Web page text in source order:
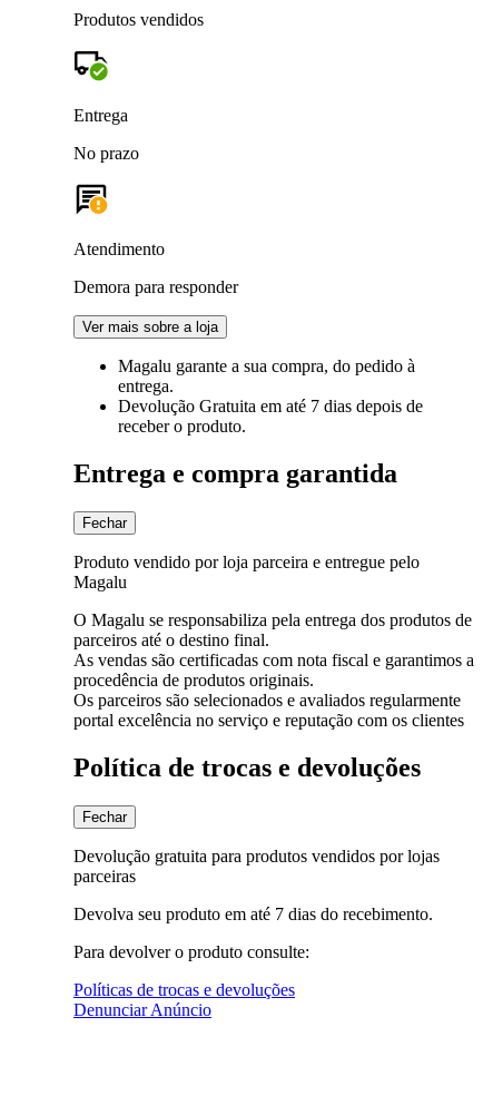
Produtos vendidos
Entrega
No prazo
Atendimento
Demora para responder
Ver mais sobre a loja
Magalu garante a sua compra, do pedido à
entrega.
Devolução Gratuita em até 7 dias depois de
receber o produto.
Entrega e compra garantida
Fechar
Produto vendido por loja parceira e entregue pelo
Magalu
O Magalu se responsabiliza pela entrega dos produtos de
parceiros até o destino final.
As vendas são certificadas com nota fiscal e garantimos a
procedência de produtos originais.
Os parceiros são selecionados e avaliados regularmente
portal excelência no serviço e reputação com os clientes
Política de trocas e devoluções
Fechar
Devolução gratuita para produtos vendidos por lojas
parceiras
Devolva seu produto em até 7 dias do recebimento.
Para devolver o produto consulte:
Políticas de trocas e devoluções
Denunciar Anúncio